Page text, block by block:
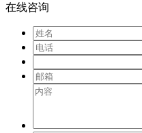
在线咨询